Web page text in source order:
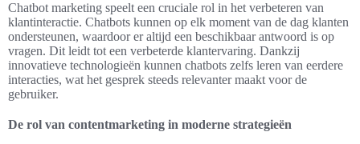
Chatbot marketing speelt een cruciale rol in het verbeteren van
klantinteractie. Chatbots kunnen op elk moment van de dag klanten
ondersteunen, waardoor er altijd een beschikbaar antwoord is op
vragen. Dit leidt tot een verbeterde klantervaring. Dankzij
innovatieve technologieën kunnen chatbots zelfs leren van eerdere
interacties, wat het gesprek steeds relevanter maakt voor de
gebruiker.
De rol van contentmarketing in moderne strategieën